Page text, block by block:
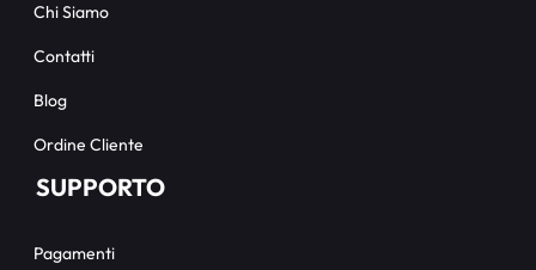
Chi Siamo
Contatti
Blog
Ordine Cliente
SUPPORTO
Pagamenti